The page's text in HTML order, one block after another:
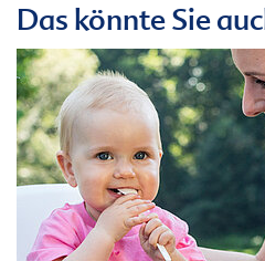
Das könnte Sie